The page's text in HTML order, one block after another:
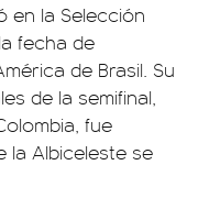
en la Selección
fecha de
de Brasil. Su
de la semifinal,
fue
la Albiceleste se